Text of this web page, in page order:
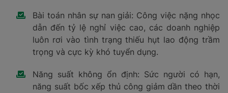
Bài toán nhân sự nan giải: Công việc nặng nhọc
dẫn đến tỷ lệ nghỉ việc cao, các doanh nghiệp
luôn rơi vào tình trạng thiếu hụt lao động trầm
trọng và cực kỳ khó tuyển dụng.
Năng suất không ổn định: Sức người có hạn,
năng suất bốc xếp thủ công giảm dần theo thời